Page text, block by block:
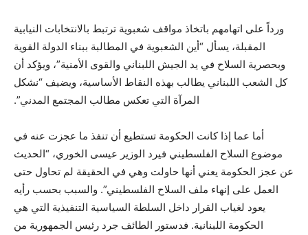
ورداً على اتهامهم باتخاذ مواقف شعبوية ترتبط بالانتخابات النيابية
المقبلة، يسأل “أين الشعبوية في المطالبة ببناء الدولة القوية
وبحصرية السلاح في يد الجيش اللبناني والقوى الأمنية”، ويؤكد أن
كل الشعب اللبناني يطالب بهذه النقاط الأساسية، ويضيف “نشكل
المرآة التي تعكس مطالب المجتمع المدني”.
أما عما إذا كانت الحكومة تستطيع أن تنفذ ما عجزت عنه في
موضوع السلاح الفلسطيني فيرد الوزير عيسى الخوري، “الحديث
عن عجز الحكومة يعني أنها حاولت وهي في الحقيقة لم تحاول حتى
العمل على إنهاء ملف السلاح الفلسطيني”. والسبب بحسب رأيه
يعود لغياب القرار داخل السلطة السياسية التنفيذية التي هي
الحكومة اللبنانية. فدستور الطائف جرد رئيس الجمهورية من